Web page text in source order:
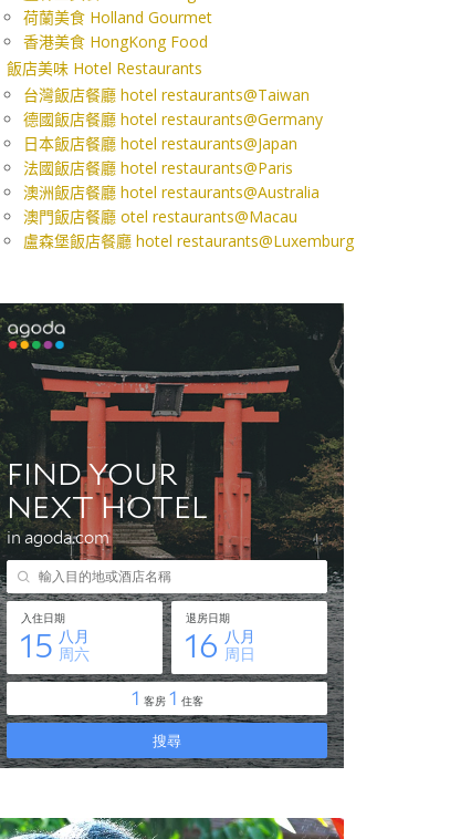
荷蘭美食 Holland Gourmet
香港美食 HongKong Food
飯店美味 Hotel Restaurants
台灣飯店餐廳 hotel restaurants@Taiwan
德國飯店餐廳 hotel restaurants@Germany
日本飯店餐廳 hotel restaurants@Japan
法國飯店餐廳 hotel restaurants@Paris
澳洲飯店餐廳 hotel restaurants@Australia
澳門飯店餐廳 otel restaurants@Macau
盧森堡飯店餐廳 hotel restaurants@Luxemburg